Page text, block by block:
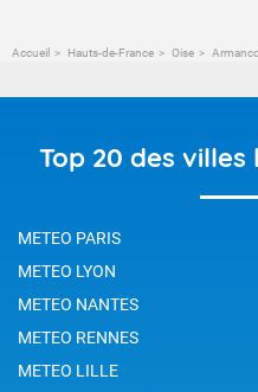
Accueil Hauts-de-France Oise
Top 20 des
METEO PARIS
METEO LYON
METEO NANTES
METEO RENNES
METEO LILLE